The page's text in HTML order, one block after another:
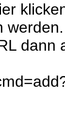
werden.
dann